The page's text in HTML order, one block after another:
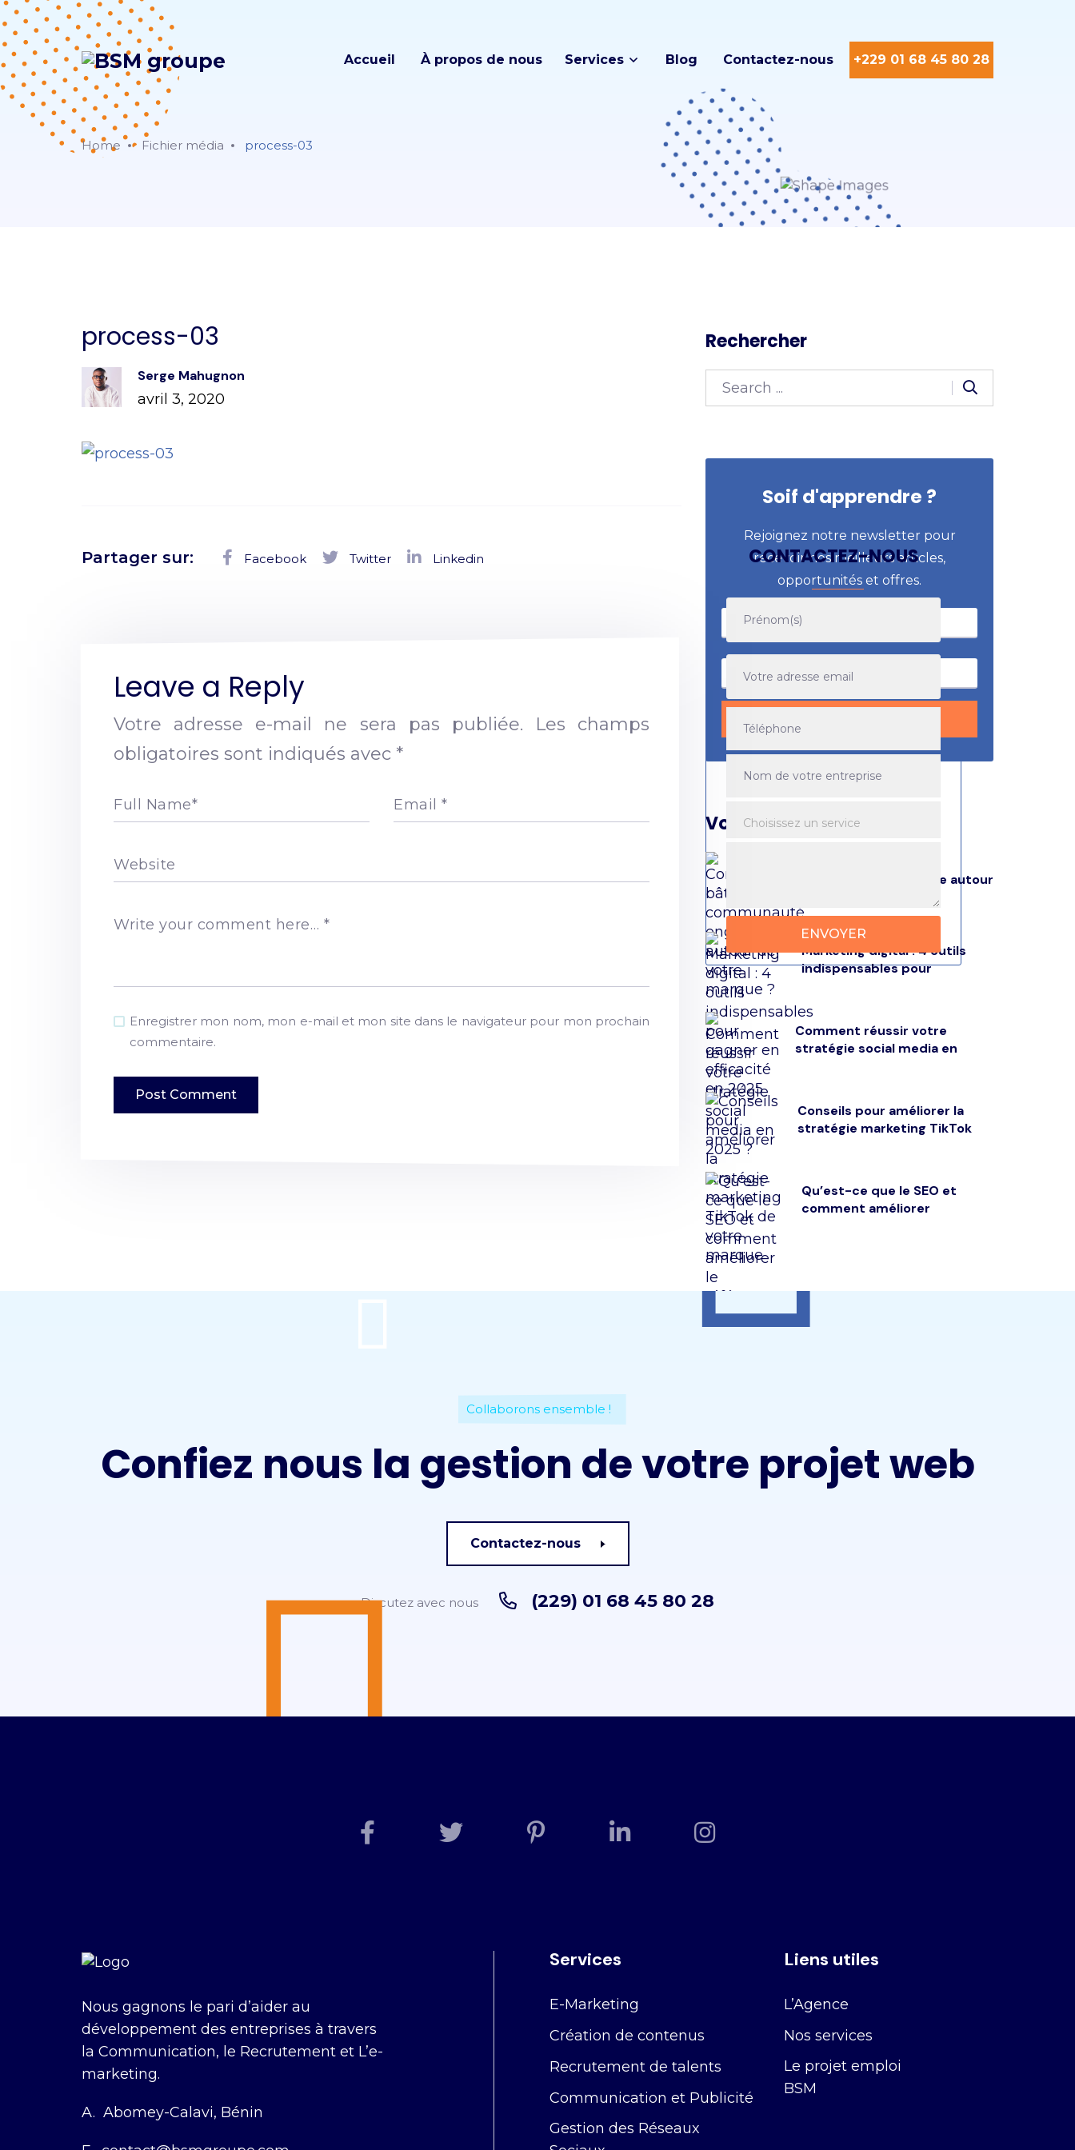
Accueil À propos de nous Services Blog Contactez-nous +229 01 68 45 80 28
Home Fichier média process-03
process-03
Serge Mahugnon
avril 3, 2020
Partager sur: Facebook Twitter Linkedin
Leave a Reply
Votre adresse e-mail ne sera pas publiée.
Les champs
obligatoires sont indiqués avec *
Full Name* Email *
Website
Write your comment here… *
Enregistrer mon nom, mon e-mail et mon site dans le navigateur pour mon prochain
commentaire.
Rechercher
Soif d'apprendre ?
Rejoignez notre newsletter pour
recevoir nos meilleurs articles,
opportunités et offres.
Vous pouvez lire aussi
communauté engagée autour
Marketing digital : 4 outils
indispensables pour
Comment réussir votre
stratégie social media en
Conseils pour améliorer la
stratégie marketing TikTok
Qu’est-ce que le SEO et
comment améliorer
CONTACTEZ-NOUS
Collaborons ensemble !
Confiez nous la gestion de votre projet web
Contactez-nous
Discutez avec nous (229) 01 68 45 80 28
Nous gagnons le pari d’aider au
développement des entreprises à travers
la Communication, le Recrutement et L’e-
marketing.
A. Abomey-Calavi, Bénin
Services
E-Marketing
Création de contenus
Recrutement de talents
Communication et Publicité
Gestion des Réseaux
Liens utiles
L’Agence
Nos services
Le projet emploi
BSM